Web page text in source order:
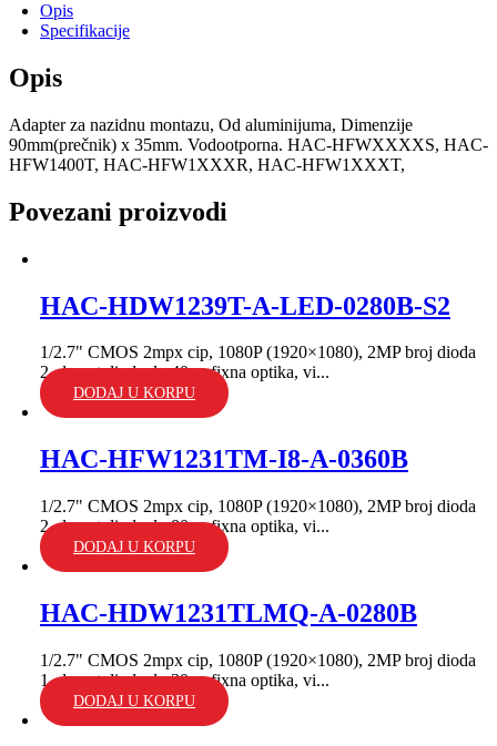
Opis
Specifikacije
Opis
Adapter za nazidnu montazu, Od aluminijuma, Dimenzije
90mm(prečnik) x 35mm. Vodootporna. HAC-HFWXXXXS, HAC-
HFW1400T, HAC-HFW1XXXR, HAC-HFW1XXXT,
Povezani proizvodi
HAC-HDW1239T-A-LED-0280B-S2
1/2.7" CMOS 2mpx cip, 1080P (1920×1080), 2MP broj dioda
2, domet dioda do 40m; fixna optika, vi...
DODAJ U KORPU
HAC-HFW1231TM-I8-A-0360B
1/2.7" CMOS 2mpx cip, 1080P (1920×1080), 2MP broj dioda
2, domet dioda do 80m; fixna optika, vi...
DODAJ U KORPU
HAC-HDW1231TLMQ-A-0280B
1/2.7" CMOS 2mpx cip, 1080P (1920×1080), 2MP broj dioda
1, domet dioda do 30m; fixna optika, vi...
DODAJ U KORPU